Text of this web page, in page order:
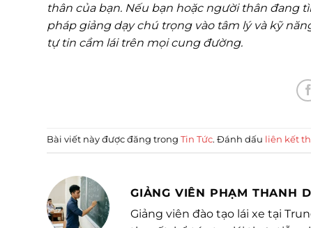
thân của bạn. Nếu bạn hoặc người thân đang
pháp giảng dạy chú trọng vào tâm lý và kỹ
tự tin cầm lái trên mọi cung đường.
Bài viết này được đăng trong Tin Tức. Đánh dấu liên kết
GIẢNG VIÊN PHẠM THANH
Giảng viên đào tạo lái xe tại